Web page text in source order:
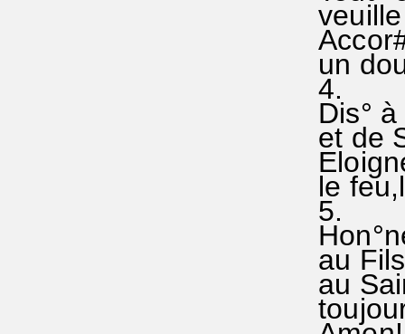
un
4.
Dis°
et de
le
5.
au
au